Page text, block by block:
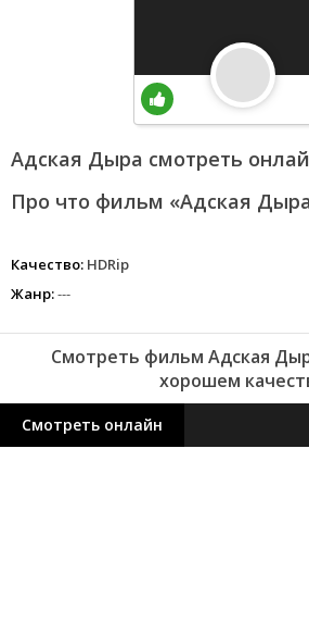
Адская Дыра смотреть
Про что фильм «Адская
Качество: HDRip
Жанр:---
Смотреть фильм Адская
хорошем
Смотреть онлайн